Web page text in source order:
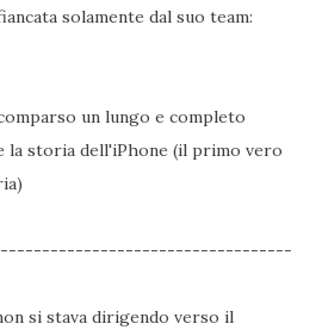
solamente dal suo team:
un lungo e completo
storia dell'iPhone (il primo vero
si stava dirigendo verso il